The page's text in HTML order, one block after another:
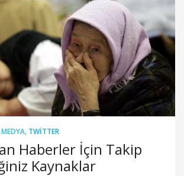
, TWITTER
Haberler İçin Takip
Kaynaklar